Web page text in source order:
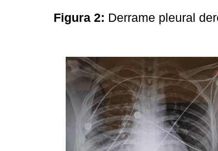
Figura 2: Derrame pleural